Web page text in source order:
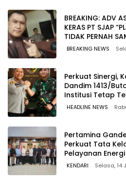
BREAKING: ADV
KERAS PT SJAP
TIDAK PERNAH
WAWOONE!
BREAKING NEWS
Perkuat Sinergi,
Dandim 1413/
Institusi Tetap
HEADLINE NEWS
Pertamina
Perkuat Tata
Pelayanan
KENDARI Selasa, 14